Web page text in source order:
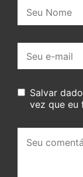
mail:
Salvar
vez que eu
comentário: